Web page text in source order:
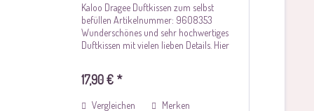
Kaloo Dragee Duftkissen zum selbst
befüllen Artikelnummer: 9608353
Wunderschönes und sehr hochwertiges
Duftkissen mit vielen lieben Details. Hier
Rückseite leicht mit...
17,90 € *
Vergleichen Merken